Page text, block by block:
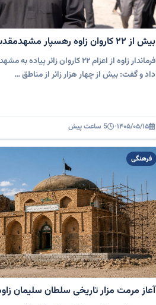
بیش از 22 کاروان زاوه رهسپار مشهدمقدس
فرماندار زاوه از اعزام ۲۲ کاروان زائر
داد و گفت: بیش از چهار هزار زائر از مناطق …
۱۴۰۵/۰۵/۱۵· 5 ساعت پیش
فرهنگی
آعاز مرمت مزار تاریخی سلطان سلیمان